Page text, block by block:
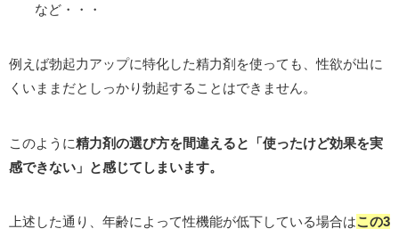
など・・・
例えば勃起力アップに特化した精力剤を使っても、性欲が出に
くいままだとしっかり勃起することはできません。
このように精力剤の選び方を間違えると「使ったけど効果を実
感できない」と感じてしまいます。
上述した通り、年齢によって性機能が低下している場合はこの3